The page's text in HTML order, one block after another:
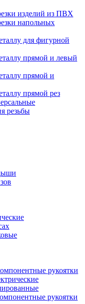
изделий из ПВХ
напольных
для фигурной
прямой и левый
прямой и
прямой рез
резьбы
рукоятки
рукоятки